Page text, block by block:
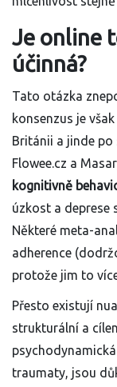
Je online
účinná?
Tato otázka
konsenzus je
Británii a jinde po
Flowee.cz a
kognitivně
úzkost a deprese
Některé meta-
adherence
protože jim to
Přesto existují
strukturální a
traumaty, jsou